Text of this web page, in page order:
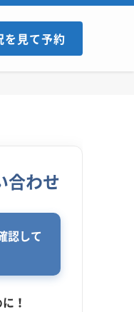
を見て予約
合わせ
認して
！